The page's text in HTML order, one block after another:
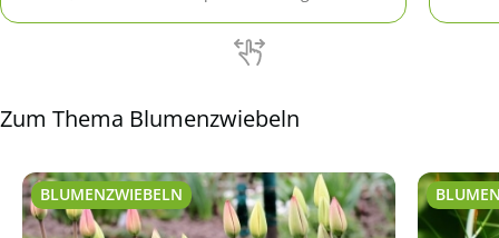
diesem Fall zu tun ist, erfahren Sie hier.
Zum Thema Blumenzwiebeln
BLUMENZWIEBELN